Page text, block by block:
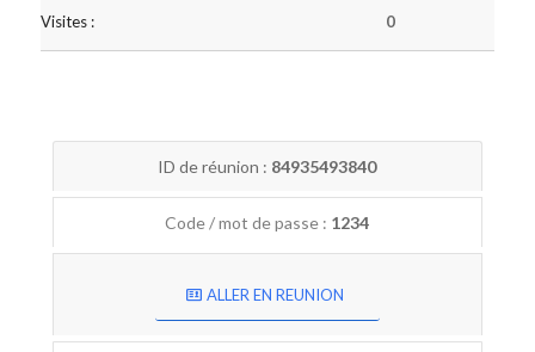
Visites : 0
ID de réunion : 84935493840
Code / mot de passe : 1234
ALLER EN REUNION